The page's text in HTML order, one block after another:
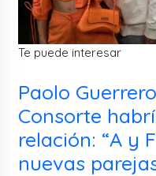
Te puede interesar
Paolo
Consorte
relación: “A y
nuevas